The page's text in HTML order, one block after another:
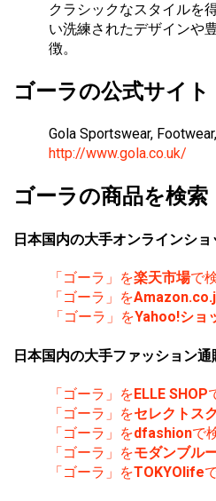
クラシックなスタイルを
い洗練されたデザインや
徴。
ゴーラの公式サイト
Gola Sportswear,
http://www.gola.co.uk/
ゴーラの商品を検索
日本国内の大手オンラインシ
「ゴーラ」を楽天市場で
「ゴーラ」を
「ゴーラ」をYahoo!ショ
日本国内の大手ファッション通
「ゴーラ」をELLE SHOP
「ゴーラ」をセレクトス
「ゴーラ」をdfashionで
「ゴーラ」をモダンブル
「ゴーラ」をTOKYOlife